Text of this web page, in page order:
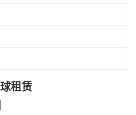
租赁